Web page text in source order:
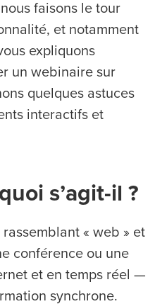
faisons le tour
et notamment
expliquons
un webinaire sur
quelques astuces
interactifs et
s’agit-il ?
« web » et
conférence ou une
et en temps réel —
synchrone.